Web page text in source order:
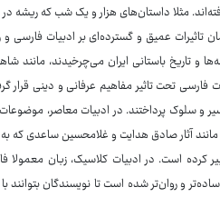
مثلا داستان‌های هزار و یک شب که ریشه
تاثیرات عمیق و گسترده‌ای بر ادبیات فارسی
و تاریخ باستانی ایران می‌چرخیدند،
فارسی تحت تاثیر مفاهیم عرفانی و دینی
و سلوک پرداختند. در ادبیات معاصر،
آثار صادق هدایت و غلامحسین ساعدی که
کرده است. در ادبیات کلاسیک، زبان معمولا
و روان‌تر شده است تا نویسندگان بتوانند